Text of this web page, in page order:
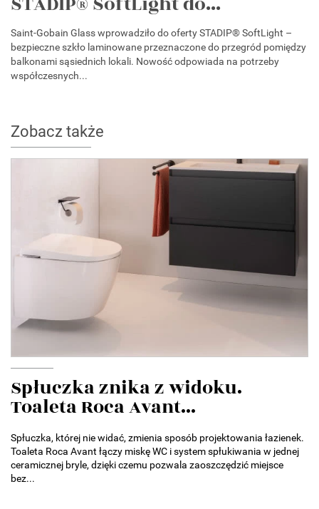
Saint-Gobain Glass wprowadziło do oferty STADIP® SoftLight –
bezpieczne szkło laminowane przeznaczone do przegród pomiędzy
balkonami sąsiednich lokali. Nowość odpowiada na potrzeby
współczesnych...
Zobacz także
Spłuczka znika z widoku.
Toaleta Roca Avant...
Spłuczka, której nie widać, zmienia sposób projektowania łazienek.
Toaleta Roca Avant łączy miskę WC i system spłukiwania w jednej
ceramicznej bryle, dzięki czemu pozwala zaoszczędzić miejsce
bez...